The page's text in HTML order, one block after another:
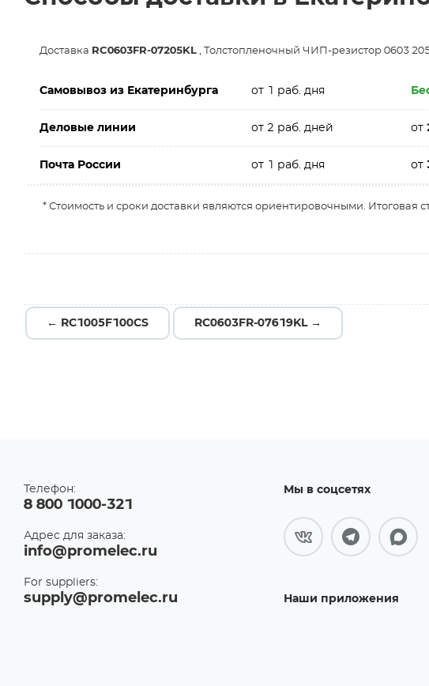
Доставка RC0603FR-07205KL , Толстопленочный ЧИП-резистор 0603
Самовывоз из Екатеринбурга от 1 раб. дня
Деловые линии от 2 раб. дней от
Почта России от 1 раб. дня от
* Стоимость и сроки доставки являются ориентировочными. Итоговая
← RC1005F100CS RC0603FR-07619KL →
Телефон:
8 800 1000-321
Адрес для заказа:
info@promelec.ru
For suppliers:
supply@promelec.ru
Мы в соцсетях
Наши приложения